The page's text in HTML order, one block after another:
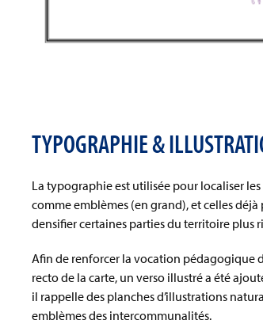
TYPOGRAPHIE &
La typographie est utilisée pour localiser
comme emblèmes (en grand), et celles
densifier certaines parties du territoire plus
Afin de renforcer la vocation pédagogique
recto de la carte, un verso illustré a été
il rappelle des planches d’illustrations
emblèmes des intercommunalités.